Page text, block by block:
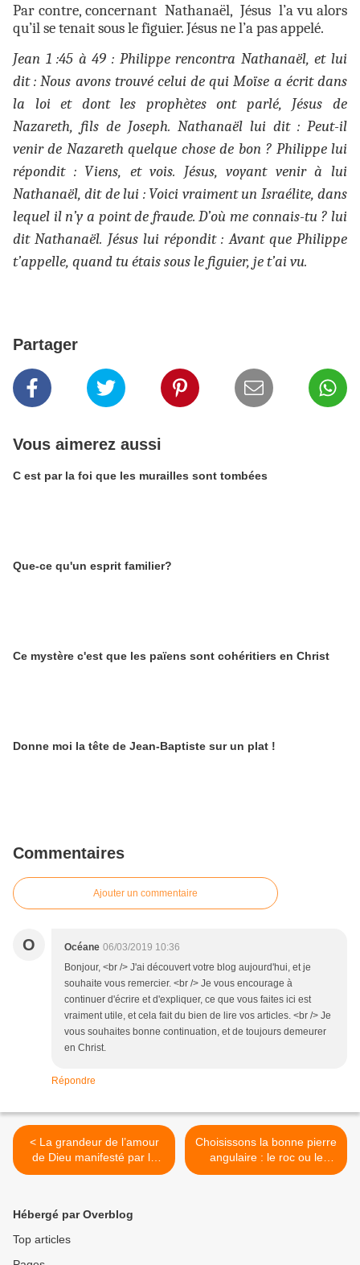
Par contre, concernant Nathanaël, Jésus l’a vu alors
qu’il se tenait sous le figuier. Jésus ne l’a pas appelé.
Jean 1 :45 à 49 : Philippe rencontra Nathanaël, et lui
dit : Nous avons trouvé celui de qui Moïse a écrit dans
la loi et dont les prophètes ont parlé, Jésus de
Nazareth, fils de Joseph. Nathanaël lui dit : Peut-il
venir de Nazareth quelque chose de bon ? Philippe lui
répondit : Viens, et vois. Jésus, voyant venir à lui
Nathanaël, dit de lui : Voici vraiment un Israélite, dans
lequel il n’y a point de fraude. D’où me connais-tu ? lui
dit Nathanaël. Jésus lui répondit : Avant que Philippe
t’appelle, quand tu étais sous le figuier, je t’ai vu.
Partager
Vous aimerez aussi
C est par la foi que les murailles sont tombées
Que-ce qu'un esprit familier?
Ce mystère c'est que les païens sont cohéritiers en Christ
Donne moi la tête de Jean-Baptiste sur un plat !
Commentaires
Ajouter un commentaire
O Océane 06/03/2019 10:36
Bonjour, <br /> J'ai découvert votre blog aujourd'hui, et je
souhaite vous remercier. <br /> Je vous encourage à
continuer d'écrire et d'expliquer, ce que vous faites ici est
vraiment utile, et cela fait du bien de lire vos articles. <br /> Je
vous souhaites bonne continuation, et de toujours demeurer
en Christ.
Répondre
< La grandeur de l’amour
de Dieu manifesté par le
pardon
Choisissons la bonne pierre
angulaire : le roc ou le
sable ? >
Hébergé par Overblog
Top articles